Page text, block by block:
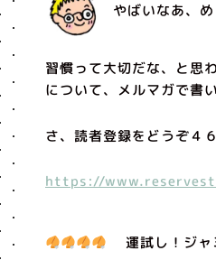
やばいなあ、
習慣って大切だな、と思
について、メルマガで書
さ、読者登録をどうぞ４
https://
運試し！ジ